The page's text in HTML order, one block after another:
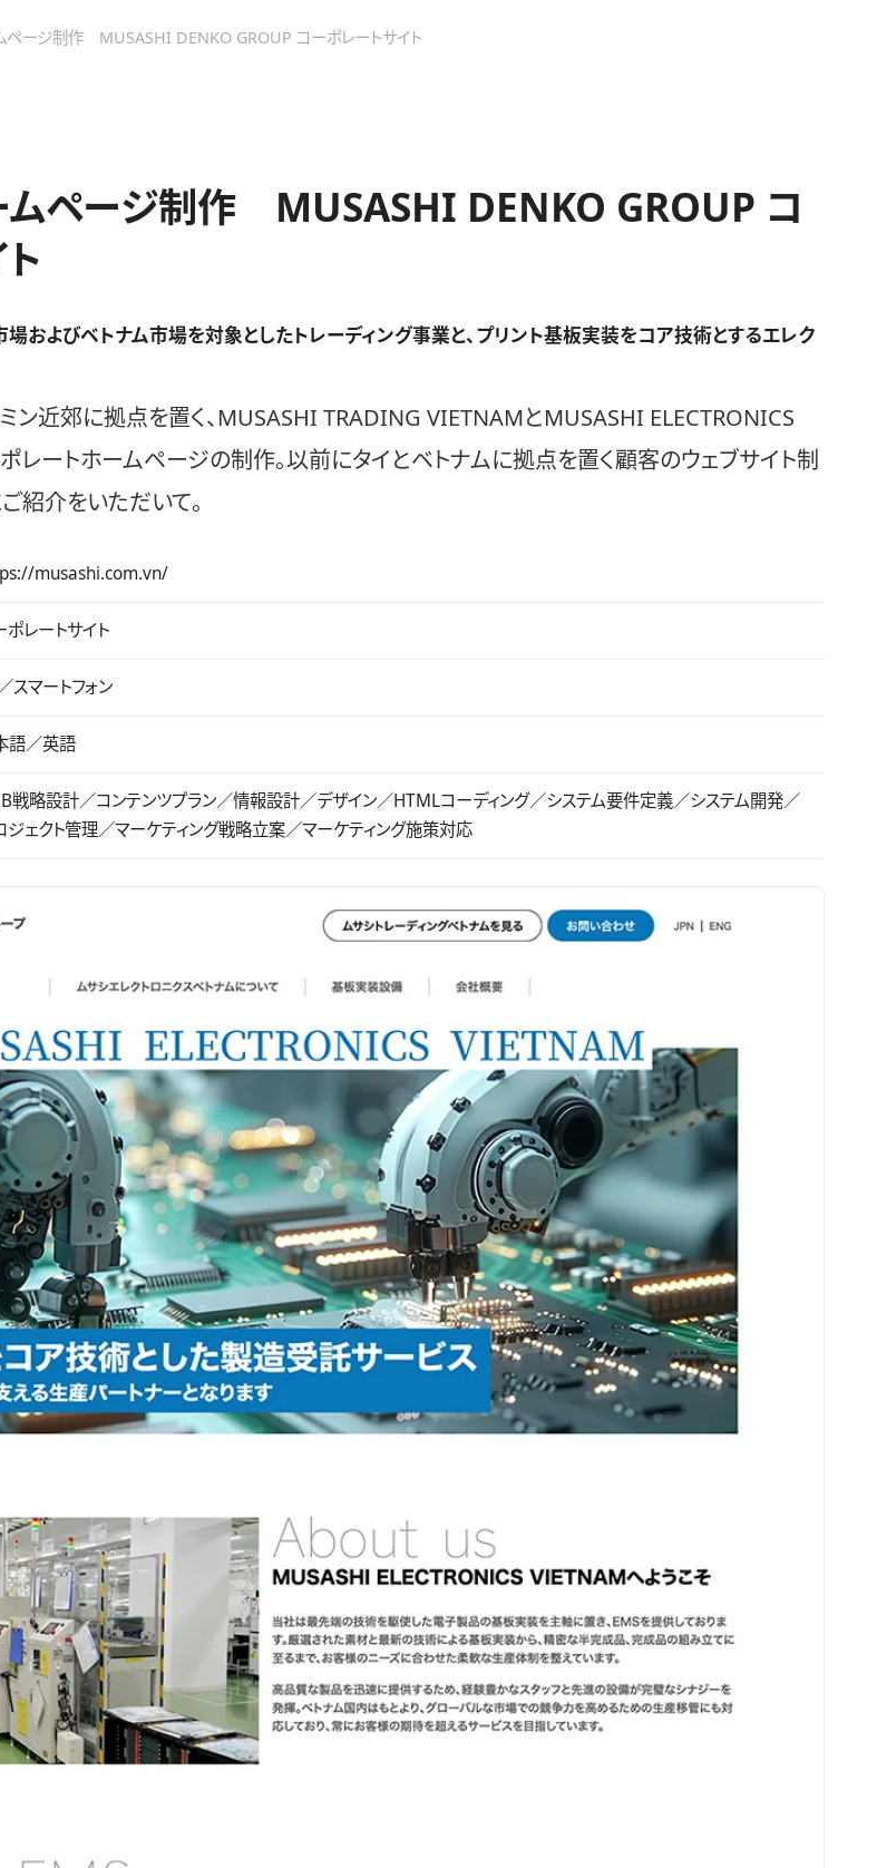
ページ制作 MUSASHI DENKO GROUP コーポレートサイト
ムページ制作 MUSASHI DENKO GROUP コ
およびベトナム市場を対象としたトレーディング事業と、プリント基板実装をコア技術とするエレク
ン近郊に拠点を置く、MUSASHI TRADING VIETNAMとMUSASHI ELECTRONICS
ートホームページの制作。以前にタイとベトナムに拠点を置く顧客のウェブサイト制
紹介をいただいて。
musashi.com.vn/
ポレートサイト
スマートフォン
語／英語
戦略設計／コンテンツプラン／情報設計／デザイン／HTMLコーディング／システム要件定義／システム開発／
ジェクト管理／マーケティング戦略立案／マーケティング施策対応